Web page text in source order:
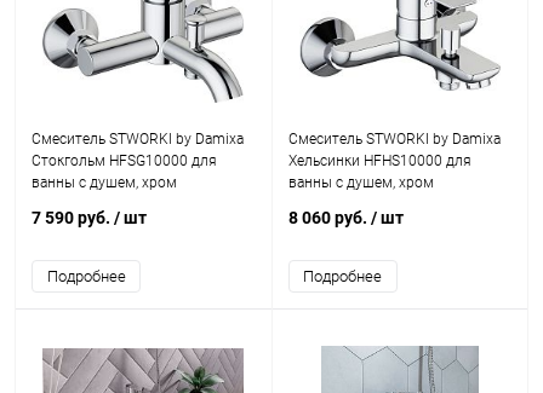
Смеситель STWORKI by Damixa
Стокгольм HFSG10000 для
ванны с душем, хром
7 590 руб. / шт
Подробнее
Смеситель STWORKI by Damixa
Хельсинки HFHS10000 для
ванны с душем, хром
8 060 руб. / шт
Подробнее